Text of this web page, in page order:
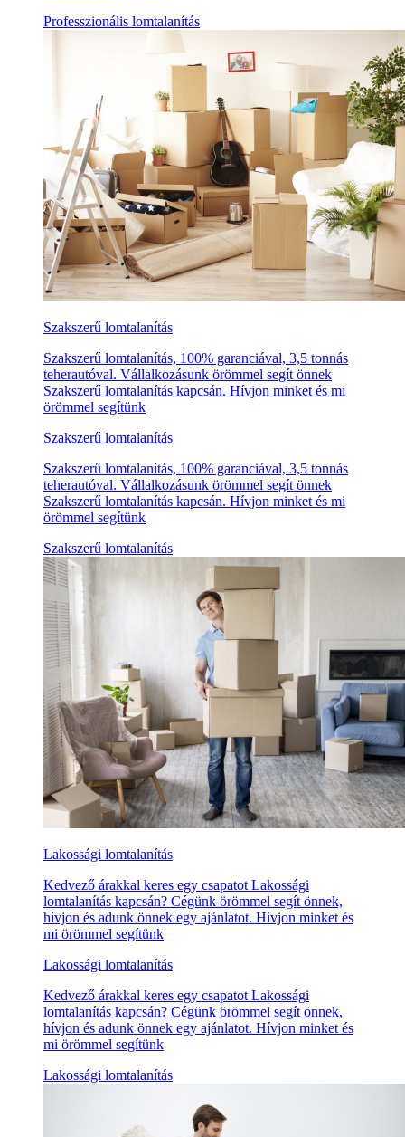
Professzionális lomtalanítás
Szakszerű lomtalanítás
Szakszerű lomtalanítás, 100% garanciával, 3,5 tonnás
teherautóval. Vállalkozásunk örömmel segít önnek
Szakszerű lomtalanítás kapcsán. Hívjon minket és mi
örömmel segítünk
Szakszerű lomtalanítás
Szakszerű lomtalanítás, 100% garanciával, 3,5 tonnás
teherautóval. Vállalkozásunk örömmel segít önnek
Szakszerű lomtalanítás kapcsán. Hívjon minket és mi
örömmel segítünk
Szakszerű lomtalanítás
Lakossági lomtalanítás
Kedvező árakkal keres egy csapatot Lakossági
lomtalanítás kapcsán? Cégünk örömmel segít önnek,
hívjon és adunk önnek egy ajánlatot. Hívjon minket és
mi örömmel segítünk
Lakossági lomtalanítás
Kedvező árakkal keres egy csapatot Lakossági
lomtalanítás kapcsán? Cégünk örömmel segít önnek,
hívjon és adunk önnek egy ajánlatot. Hívjon minket és
mi örömmel segítünk
Lakossági lomtalanítás